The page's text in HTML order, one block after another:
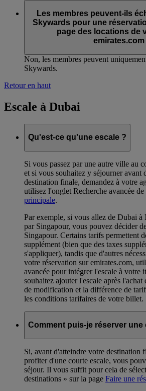
Les membres peuvent-ils
Skywards pour une
page des locations de
emirates.com
Non, les membres peuvent
Skywards.
Retour en haut
Escale à Dubai
Qu'est-ce qu'une escale ?
Si vous passez par une autre ville au
et si vous souhaitez y séjourner avant
destination finale, demandez à votre
utilisez l'onglet Recherche avancée de
principale.
Par exemple, si vous allez de Dubai à
par Singapour, vous pouvez décider
Singapour. Certains tarifs permettent
supplément (bien que des taxes
s'appliquer), tandis que d'autres
votre réservation sur emirates.com,
avancée pour intégrer l'escale à votre
souhaitez ajouter l'escale après
de modification et la différence de
les conditions tarifaires de votre billet.
Comment puis-je réserver une
Si, avant d'atteindre votre destination
profiter d'une courte escale, vous
séjour. Il vous suffit pour cela de
destinations » sur la page Faire une